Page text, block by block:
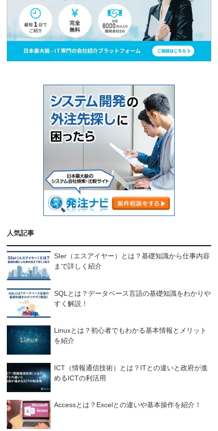
人気記事
SIer（エスアイヤー）とは？基礎知識から仕事内容
まで詳しく紹介
SQLとは？データベース言語の基礎知識をわかりや
すく解説！
Linuxとは？初心者でもわかる基本情報とメリット
を紹介
ICT（情報通信技術）とは？ITとの違いと政府が進
めるICTの利活用
Accessとは？Excelとの違いや基本操作を紹介！